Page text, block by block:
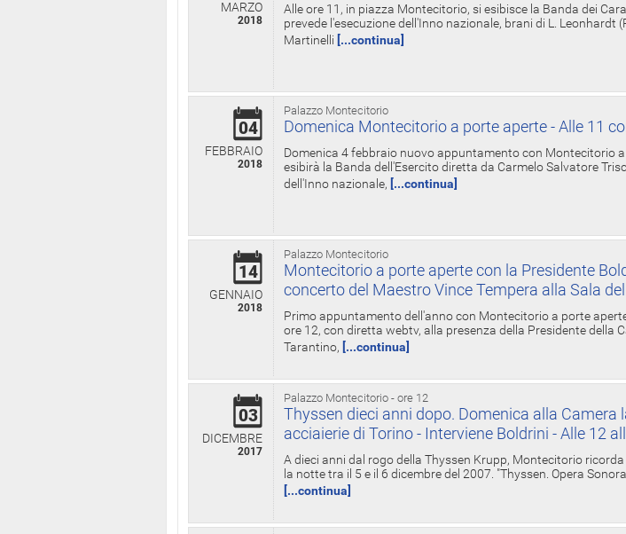
MARZO
2018
Alle ore 11, in piazza Montecitorio, si esibisce la Banda dei
prevede l'esecuzione dell'Inno nazionale, brani di L. Leonhardt
Martinelli [...continua]
Palazzo Montecitorio
04
FEBBRAIO
2018
Domenica Montecitorio a porte aperte - Alle 11
Domenica 4 febbraio nuovo appuntamento con Montecitorio
esibirà la Banda dell'Esercito diretta da Carmelo Salvatore
dell'Inno nazionale, [...continua]
Palazzo Montecitorio
14
GENNAIO
2018
Montecitorio a porte aperte con la Presidente
concerto del Maestro Vince Tempera alla Sala
Primo appuntamento dell'anno con Montecitorio a porte
ore 12, con diretta webtv, alla presenza della Presidente della
Tarantino, [...continua]
Palazzo Montecitorio - ore 12
03
DICEMBRE
2017
Thyssen dieci anni dopo. Domenica alla Camera
acciaierie di Torino - Interviene Boldrini - Alle 12
A dieci anni dal rogo della Thyssen Krupp, Montecitorio
la notte tra il 5 e il 6 dicembre del 2007. "Thyssen. Opera
[...continua]